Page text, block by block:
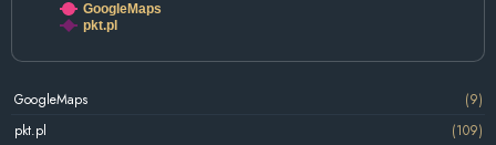
GoogleMaps
pkt.pl
GoogleMaps
(9)
pkt.pl
(109)